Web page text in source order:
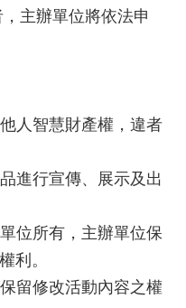
主辦單位將依法申
人智慧財產權，違者
進行宣傳、展示及出
位所有，主辦單位保
利。
留修改活動內容之權